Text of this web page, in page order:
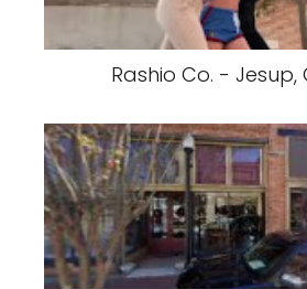
Rashio Co. - Jesup,